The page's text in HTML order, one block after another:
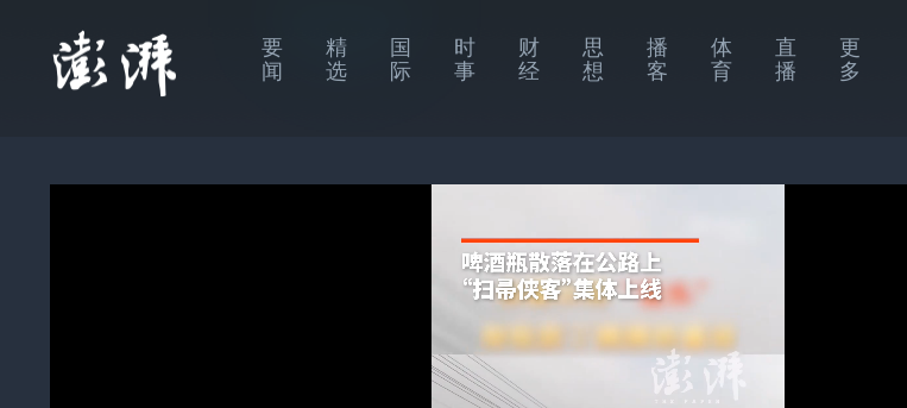
要
闻
精
选
国
际
时
事
财
经
思
想
播
客
体
育
直
播
更
多